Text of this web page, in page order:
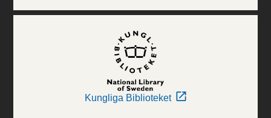
Kungliga Biblioteket